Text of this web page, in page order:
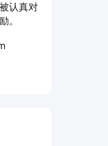
认真对
。